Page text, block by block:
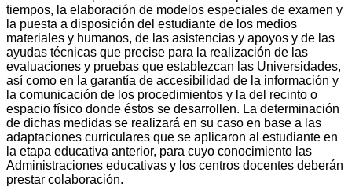
tiempos, la elaboración de modelos especiales de examen y
la puesta a disposición del estudiante de los medios
materiales y humanos, de las asistencias y apoyos y de las
ayudas técnicas que precise para la realización de las
evaluaciones y pruebas que establezcan las Universidades,
así como en la garantía de accesibilidad de la información y
la comunicación de los procedimientos y la del recinto o
espacio físico donde éstos se desarrollen. La determinación
de dichas medidas se realizará en su caso en base a las
adaptaciones curriculares que se aplicaron al estudiante en
la etapa educativa anterior, para cuyo conocimiento las
Administraciones educativas y los centros docentes deberán
prestar colaboración.